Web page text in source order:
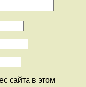
сайта в этом